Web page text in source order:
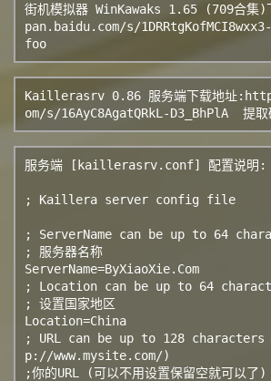
街机模拟器 WinKawaks 1.65 (709合集)
pan.baidu.com/s/
foo
Kaillerasrv 0.86 服务端下载地址:
om/s/16AyC8AgatQRkL-D3_BhPlA
提
服务端 [kaillerasrv.conf] 配置说明:
; Kaillera server config file
; ServerName can be up to 64
; 服务器名称
ServerName=ByXiaoXie.Com
; Location can be up to 64
; 设置国家地区
Location=China
; URL can be up to 128
p://www.mysite.com/)
;你的URL (可以不用设置保留空就可以了)